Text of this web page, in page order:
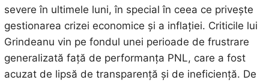
severe în ultimele luni, în special în ceea ce privește
gestionarea crizei economice și a inflației. Criticile lui
Grindeanu vin pe fondul unei perioade de frustrare
generalizată față de performanța PNL, care a fost
acuzat de lipsă de transparență și de ineficiență. De